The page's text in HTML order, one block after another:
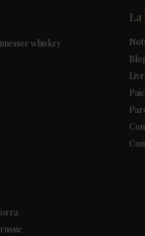
whiskey
La